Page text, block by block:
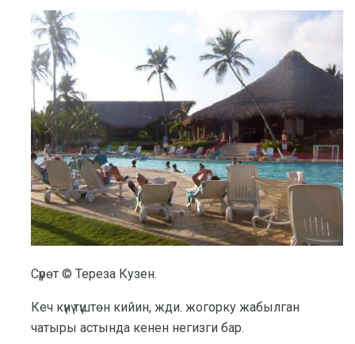
Сүрөт © Тереза ​​Кузен.
Кеч күнү түштөн кийин, жди. жогорку жабылган
чатыры астында кенен негизги бар.